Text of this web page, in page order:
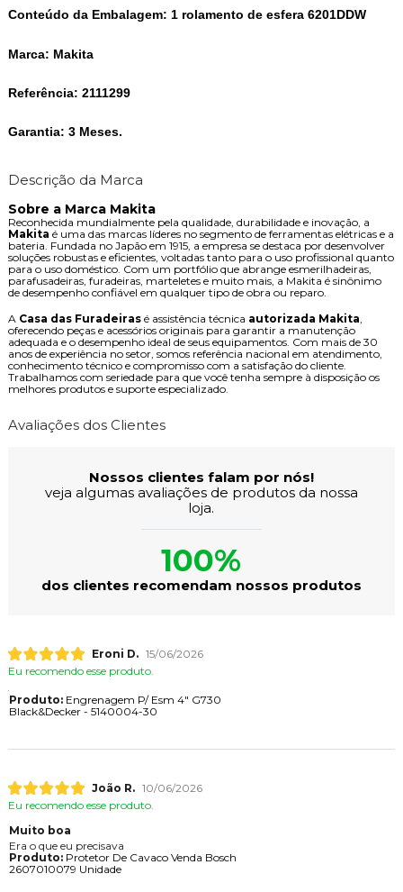
Conteúdo da Embalagem: 1 rolamento de esfera 6201DDW
Marca: Makita
Referência: 2111299
Garantia: 3 Meses.
Descrição da Marca
Sobre a Marca Makita
Reconhecida mundialmente pela qualidade, durabilidade e inovação, a
Makita é uma das marcas líderes no segmento de ferramentas elétricas e a
bateria. Fundada no Japão em 1915, a empresa se destaca por desenvolver
soluções robustas e eficientes, voltadas tanto para o uso profissional quanto
para o uso doméstico. Com um portfólio que abrange esmerilhadeiras,
parafusadeiras, furadeiras, marteletes e muito mais, a Makita é sinônimo
de desempenho confiável em qualquer tipo de obra ou reparo.
A Casa das Furadeirasé assistência técnica autorizada Makita
oferecendo peças e acessórios originais para garantir a manutenção
adequada e o desempenho ideal de seus equipamentos. Com mais de 30
anos de experiência no setor, somos referência nacional em atendimento,
conhecimento técnico e compromisso com a satisfação do cliente.
Trabalhamos com seriedade para que você tenha sempre à disposição os
melhores produtos e suporte especializado.
Avaliações dos Clientes
Nossos clientes falam por nós!
veja algumas avaliações de produtos da nossa
loja.
100%
dos clientes recomendam nossos produtos
Eroni D. 15/06/2026
Eu recomendo esse produto.
Produto:Engrenagem P/ Esm 4" G730
Black&Decker - 5140004-30
João R. 10/06/2026
Eu recomendo esse produto.
Muito boa
Era o que eu precisava
Produto:Protetor De Cavaco Venda Bosch
2607010079 Unidade